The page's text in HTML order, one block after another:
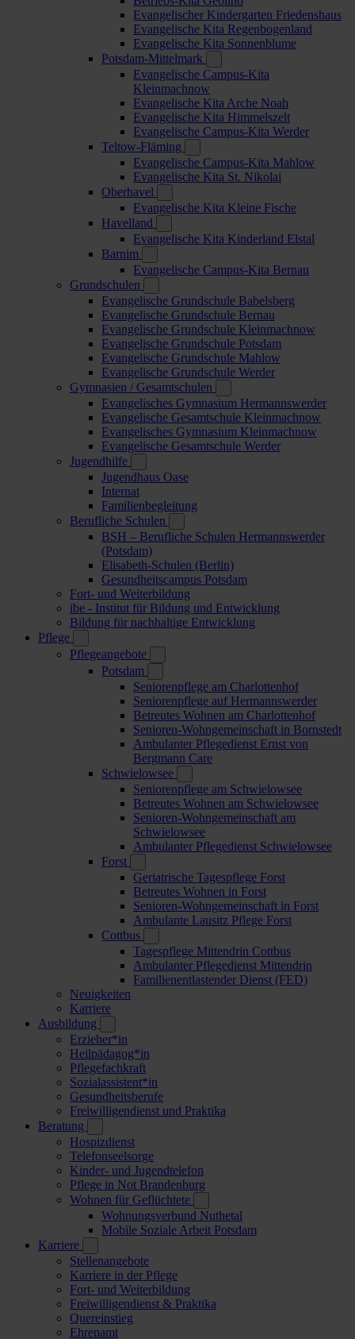
Evangelischer Kindergarten Friedenshaus
Evangelische Kita Regenbogenland
Evangelische Kita Sonnenblume
Potsdam-Mittelmark
Evangelische Campus-Kita
Kleinmachnow
Evangelische Kita Arche Noah
Evangelische Kita Himmelszelt
Evangelische Campus-Kita Werder
Teltow-Fläming
Evangelische Campus-Kita Mahlow
Evangelische Kita St. Nikolai
Oberhavel
Evangelische Kita Kleine Fische
Havelland
Evangelische Kita Kinderland Elstal
Barnim
Evangelische Campus-Kita Bernau
Grundschulen
Evangelische Grundschule Babelsberg
Evangelische Grundschule Bernau
Evangelische Grundschule Kleinmachnow
Evangelische Grundschule Potsdam
Evangelische Grundschule Mahlow
Evangelische Grundschule Werder
Gymnasien / Gesamtschulen
Evangelisches Gymnasium Hermannswerder
Evangelische Gesamtschule Kleinmachnow
Evangelisches Gymnasium Kleinmachnow
Evangelische Gesamtschule Werder
Jugendhilfe
Jugendhaus Oase
Internat
Familienbegleitung
Berufliche Schulen
BSH – Berufliche Schulen Hermannswerder
(Potsdam)
Elisabeth-Schulen (Berlin)
Gesundheitscampus Potsdam
Fort- und Weiterbildung
ibe - Institut für Bildung und Entwicklung
Bildung für nachhaltige Entwicklung
Pflege
Pflegeangebote
Potsdam
Seniorenpflege am Charlottenhof
Seniorenpflege auf Hermannswerder
Betreutes Wohnen am Charlottenhof
Senioren-Wohngemeinschaft in Bornstedt
Ambulanter Pflegedienst Ernst von
Bergmann Care
Schwielowsee
Seniorenpflege am Schwielowsee
Betreutes Wohnen am Schwielowsee
Senioren-Wohngemeinschaft am
Schwielowsee
Ambulanter Pflegedienst Schwielowsee
Forst
Geriatrische Tagespflege Forst
Betreutes Wohnen in Forst
Senioren-Wohngemeinschaft in Forst
Ambulante Lausitz Pflege Forst
Cottbus
Tagespflege Mittendrin Cottbus
Ambulanter Pflegedienst Mittendrin
Familienentlastender Dienst (FED)
Neuigkeiten
Karriere
Ausbildung
Erzieher*in
Heilpädagog*in
Pflegefachkraft
Sozialassistent*in
Gesundheitsberufe
Freiwilligendienst und Praktika
Beratung
Hospizdienst
Telefonseelsorge
Kinder- und Jugendtelefon
Pflege in Not Brandenburg
Wohnen für Geflüchtete
Wohnungsverbund Nuthetal
Mobile Soziale Arbeit Potsdam
Karriere
Stellenangebote
Karriere in der Pflege
Fort- und Weiterbildung
Freiwilligendienst & Praktika
Quereinstieg
Ehrenamt